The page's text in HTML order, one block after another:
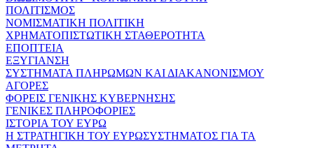
ΠΟΛΙΤΙΣΜΟΣ
ΝΟΜΙΣΜΑΤΙΚΗ ΠΟΛΙΤΙΚΗ
ΧΡΗΜΑΤΟΠΙΣΤΩΤΙΚΗ ΣΤΑΘΕΡΟΤΗΤΑ
ΕΠΟΠΤΕΙΑ
ΕΞΥΓΙΑΝΣΗ
ΣΥΣΤΗΜΑΤΑ ΠΛΗΡΩΜΩΝ ΚΑΙ ΔΙΑΚΑΝΟΝΙΣΜΟΥ
ΑΓΟΡΕΣ
ΦΟΡΕΙΣ ΓΕΝΙΚΗΣ ΚΥΒΕΡΝΗΣΗΣ
ΓΕΝΙΚΕΣ ΠΛΗΡΟΦΟΡΙΕΣ
ΙΣΤΟΡΙΑ ΤΟΥ ΕΥΡΩ
Η ΣΤΡΑΤΗΓΙΚΗ ΤΟΥ ΕΥΡΩΣΥΣΤΗΜΑΤΟΣ ΓΙΑ ΤΑ